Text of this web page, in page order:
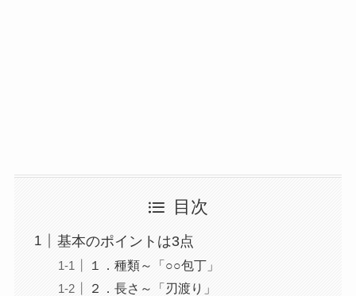
目次
基本のポイントは3点
１．種類～「○○包丁」
２．長さ～「刃渡り」